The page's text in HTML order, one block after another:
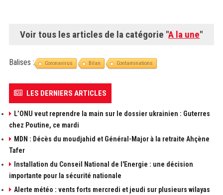
Voir tous les articles de la catégorie "A la une"
Balises : Coronavirus Bilan Contaminations
LES DERNIERS ARTICLES
L’ONU veut reprendre la main sur le dossier ukrainien : Guterres
chez Poutine, ce mardi
MDN : Décès du moudjahid et Général-Major à la retraite Ahçène
Tafer
Installation du Conseil National de l'Energie : une décision
importante pour la sécurité nationale
Alerte météo : vents forts mercredi et jeudi sur plusieurs wilayas